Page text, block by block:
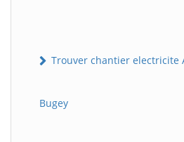
Trouver chantier electricite
Bugey